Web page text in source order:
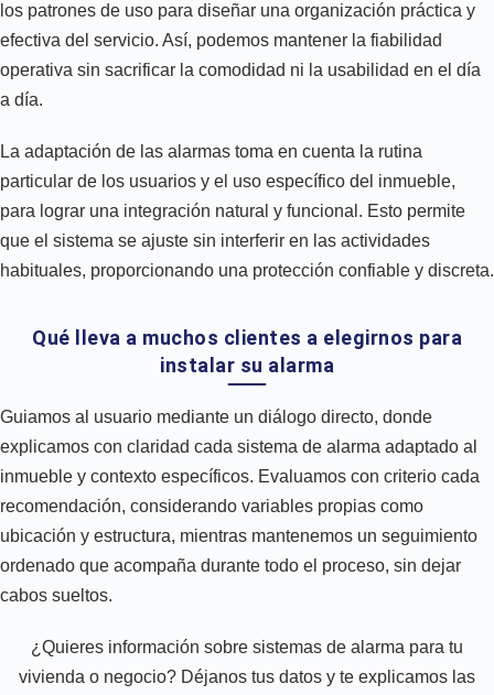
los patrones de uso para diseñar una organización práctica y
efectiva del servicio. Así, podemos mantener la fiabilidad
operativa sin sacrificar la comodidad ni la usabilidad en el día
a día.
La adaptación de las alarmas toma en cuenta la rutina
particular de los usuarios y el uso específico del inmueble,
para lograr una integración natural y funcional. Esto permite
que el sistema se ajuste sin interferir en las actividades
habituales, proporcionando una protección confiable y discreta.
Qué lleva a muchos clientes a elegirnos para
instalar su alarma
Guiamos al usuario mediante un diálogo directo, donde
explicamos con claridad cada sistema de alarma adaptado al
inmueble y contexto específicos. Evaluamos con criterio cada
recomendación, considerando variables propias como
ubicación y estructura, mientras mantenemos un seguimiento
ordenado que acompaña durante todo el proceso, sin dejar
cabos sueltos.
¿Quieres información sobre sistemas de alarma para tu
vivienda o negocio? Déjanos tus datos y te explicamos las